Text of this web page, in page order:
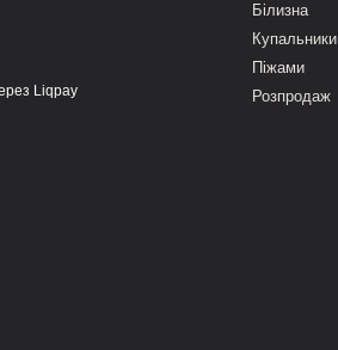
Білизна
Купальники
Піжами
Розпродаж